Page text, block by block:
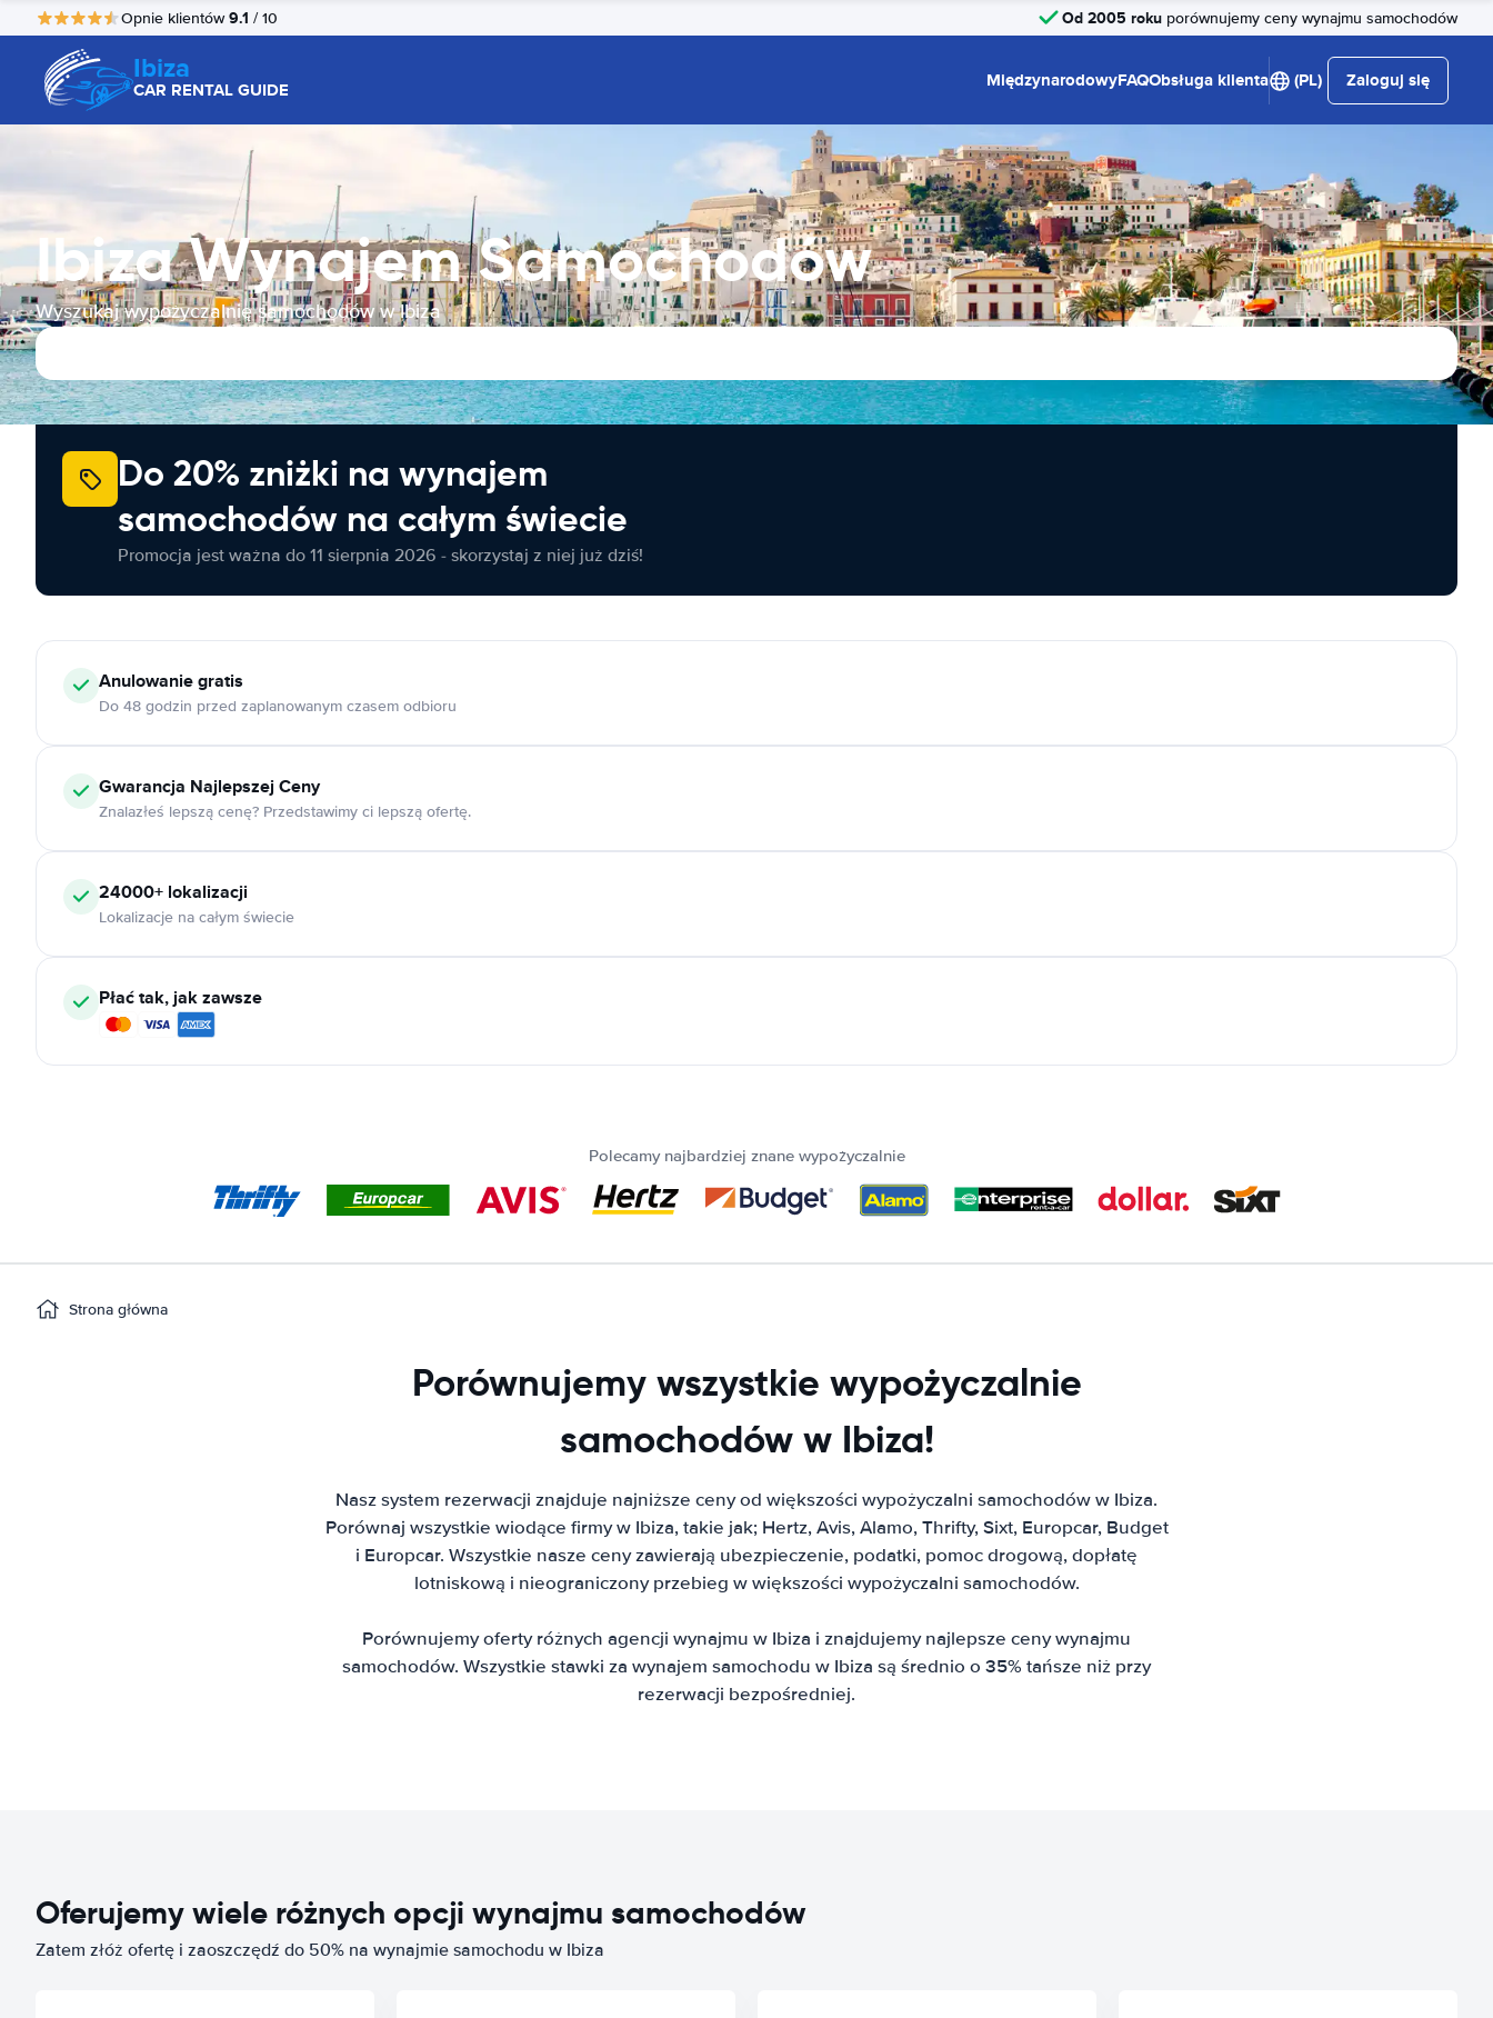
Opnie klientów9.1 / 10 Od 2005 roku porównujemy ceny wynajmu samochodów
Ibiza
CAR RENTAL GUIDE MiędzynarodowyFAQObsługa klienta (PL) Zaloguj się
Ibiza Wynajem Samochodów
Wyszukaj wypożyczalnię samochodów w Ibiza
Do 20% zniżki na wynajem
samochodów na całym świecie
Promocja jest ważna do 11 sierpnia 2026 - skorzystaj z niej już dziś!
Anulowaniegratis
Do 48 godzin przed zaplanowanym czasem odbioru
Gwarancja Najlepszej Ceny
Znalazłeś lepszą cenę? Przedstawimy ci lepszą ofertę.
24000+ lokalizacji
Lokalizacje na całym świecie
Płać tak, jak zawsze
Polecamy najbardziej znane wypożyczalnie
Strona główna
Porównujemy wszystkie wypożyczalnie
samochodów w Ibiza!
Nasz system rezerwacji znajduje najniższe ceny od większości wypożyczalni samochodów w Ibiza.
Porównaj wszystkie wiodące firmy w Ibiza, takie jak; Hertz, Avis, Alamo, Thrifty, Sixt, Europcar, Budget
i Europcar. Wszystkie nasze ceny zawierają ubezpieczenie, podatki, pomoc drogową, dopłatę
lotniskową i nieograniczony przebieg w większości wypożyczalni samochodów.
Porównujemy oferty różnych agencji wynajmu w Ibiza i znajdujemy najlepsze ceny wynajmu
samochodów. Wszystkie stawki za wynajem samochodu w Ibiza są średnio o 35% tańsze niż przy
rezerwacji bezpośredniej.
Oferujemy wiele różnych opcji wynajmu samochodów
Zatem złóż ofertę i zaoszczędź do 50% na wynajmie samochodu w Ibiza